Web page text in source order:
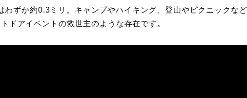
ずか約0.3ミリ。キャンプやハイキング、登山やピクニックなど
ドアイベントの救世主のような存在です。